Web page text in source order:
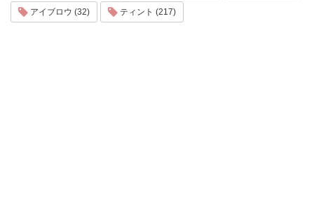
アイブロウ (32) ティント (217)